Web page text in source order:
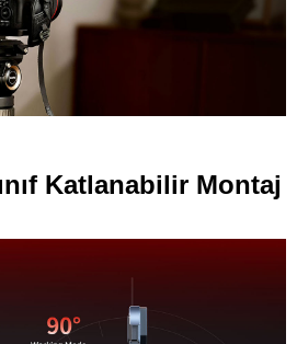
Katlanabilir Montaj